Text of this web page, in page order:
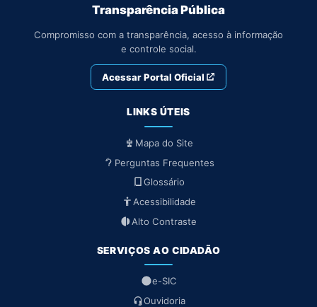
Transparência Pública
Compromisso com a transparência, acesso à informação
e controle social.
Acessar Portal Oficial
LINKS ÚTEIS
Mapa do Site
Perguntas Frequentes
Glossário
Acessibilidade
Alto Contraste
SERVIÇOS AO CIDADÃO
e-SIC
Ouvidoria